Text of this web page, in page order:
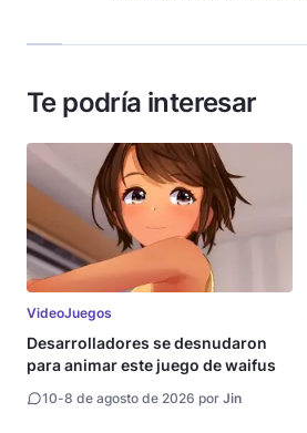
Te podría interesar
VideoJuegos
Desarrolladores se desnudaron
para animar este juego de waifus
10-8 de agosto de 2026 por Jin